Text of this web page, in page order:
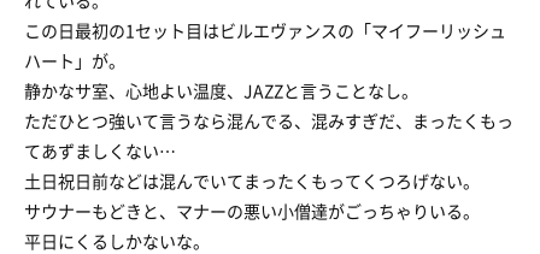
この日最初の1セット目はビルエヴァンスの「マイフーリッシュ
ハート」が。
静かなサ室、心地よい温度、JAZZと言うことなし。
ただひとつ強いて言うなら混んでる、混みすぎだ、まったくもっ
てあずましくない…
土日祝日前などは混んでいてまったくもってくつろげない。
サウナーもどきと、マナーの悪い小僧達がごっちゃりいる。
平日にくるしかないな。